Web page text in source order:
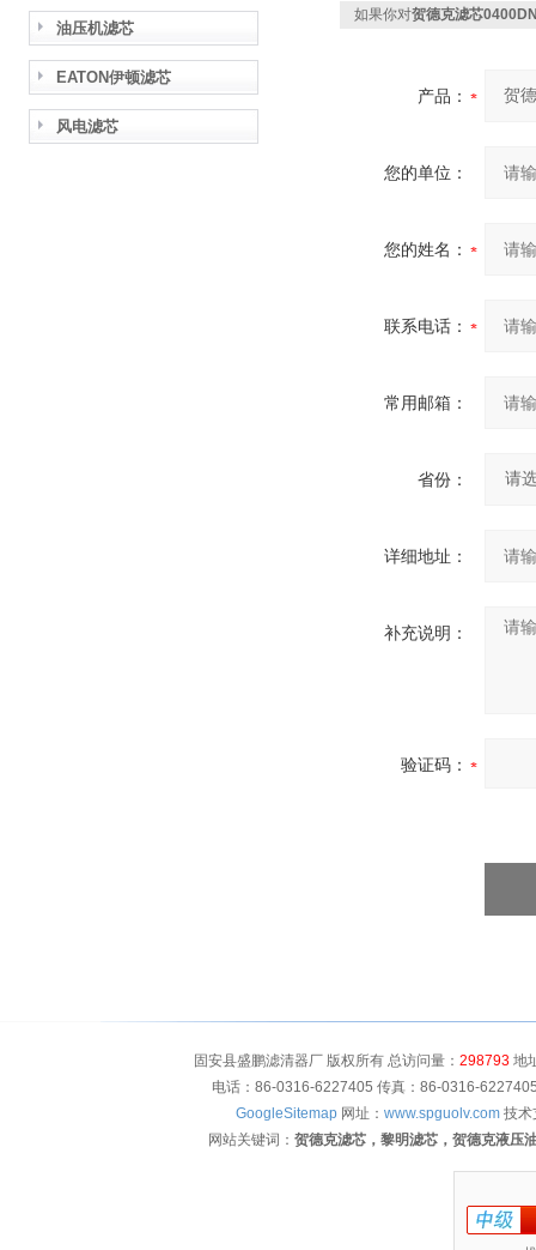
油压机滤芯
EATON伊顿滤芯
风电滤芯
如果你对贺德克滤芯
产品：
您的单位：
您的姓名：
联系电话：
常用邮箱：
省份：
详细地址：
补充说明：
验证码：
固安县盛鹏滤清器厂 版权所有 总访问量： 298793地
电话：86-0316-6227405 传真：86-0316-
GoogleSitemap 网址： www.spguolv.com 技术
网站关键词： 贺德克滤芯，黎明滤芯，贺德克液压